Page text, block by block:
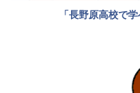
「長野原高校で